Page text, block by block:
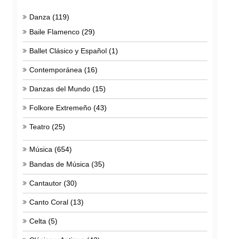
Danza (119)
Baile Flamenco (29)
Ballet Clásico y Español (1)
Contemporánea (16)
Danzas del Mundo (15)
Folkore Extremeño (43)
Teatro (25)
Música (654)
Bandas de Música (35)
Cantautor (30)
Canto Coral (13)
Celta (5)